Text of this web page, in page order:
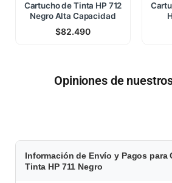
Cartucho de Tinta HP 712
Negro Alta Capacidad
$82.490
Opiniones de
$
7
Información de Envío y Pagos para
Tinta HP 711 Negro